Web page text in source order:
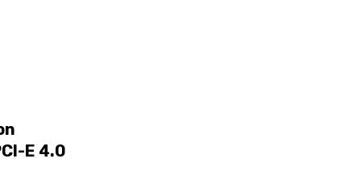
E 4.0